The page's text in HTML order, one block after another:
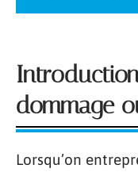
dommage
Lorsqu’on